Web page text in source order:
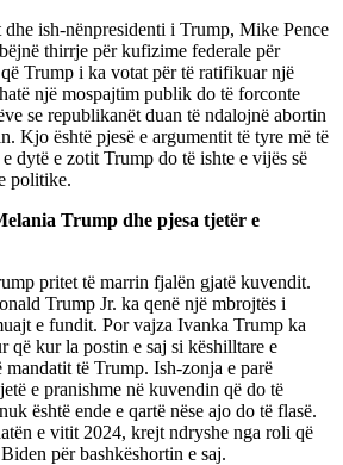
ish-nënpresidenti i Trump, Mike Pence
thirrje për kufizime federale për
Trump i ka votat për të ratifikuar një
një mospajtim publik do të forconte
se republikanët duan të ndalojnë abortin
Kjo është pjesë e argumentit të tyre më të
dytë e zotit Trump do të ishte e vijës së
politike.
Trump dhe pjesa tjetër e
pritet të marrin fjalën gjatë kuvendit.
Trump Jr. ka qenë një mbrojtës i
e fundit. Por vajza Ivanka Trump ka
që kur la postin e saj si këshilltare e
mandatit të Trump. Ish-zonja e parë
e pranishme në kuvendin që do të
është ende e qartë nëse ajo do të flasë.
e vitit 2024, krejt ndryshe nga roli që
për bashkëshortin e saj.